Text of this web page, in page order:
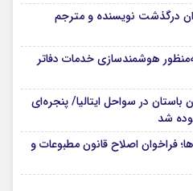
درگذشت نویسنده و مترجم
هوشمندسازی خدمات دفاتر
در سواحل ایتالیا/ پنجره‌ای
شد
فراخوان اصلاح قانون مطبوعات و